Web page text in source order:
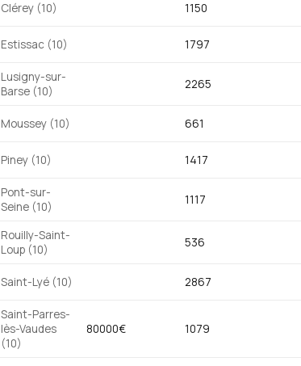
Clérey (10) 1150
Estissac (10) 1797
Lusigny-sur-
Barse (10)
2265
Moussey (10) 661
Piney (10) 1417
Pont-sur-
Seine (10)
1117
Rouilly-Saint-
Loup (10)
536
Saint-Lyé (10) 2867
Saint-Parres-
lès-Vaudes
(10)
80000€ 1079